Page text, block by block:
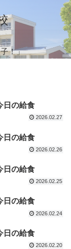
！」
日の給食
2026.02.27
日の給食
2026.02.26
日の給食
2026.02.25
日の給食
2026.02.24
日の給食
2026.02.20